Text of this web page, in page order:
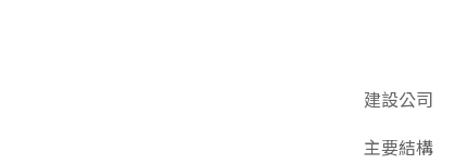
建設公司
主要結構